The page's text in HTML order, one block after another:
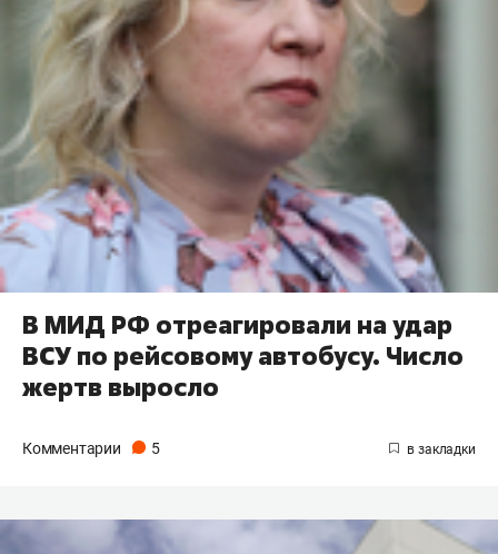
В МИД РФ отреагировали на удар
ВСУ по рейсовому автобусу. Число
жертв выросло
Комментарии 5